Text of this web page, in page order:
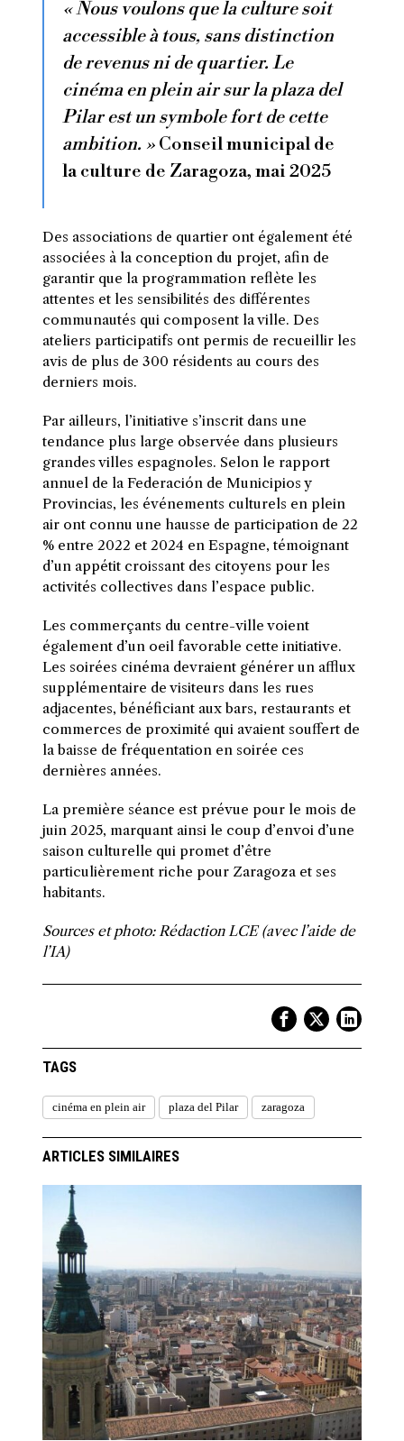
« Nous voulons que la culture soit
accessible à tous, sans distinction
de revenus ni de quartier. Le
cinéma en plein air sur la plaza del
Pilar est un symbole fort de cette
ambition. »Conseil municipal de
la culture de Zaragoza, mai 2025
Des associations de quartier ont également été
associées à la conception du projet, afin de
garantir que la programmation reflète les
attentes et les sensibilités des différentes
communautés qui composent la ville. Des
ateliers participatifs ont permis de recueillir les
avis de plus de 300 résidents au cours des
derniers mois.
Par ailleurs, l’initiative s’inscrit dans une
tendance plus large observée dans plusieurs
grandes villes espagnoles. Selon le rapport
annuel de la Federación de Municipios y
Provincias, les événements culturels en plein
air ont connu une hausse de participation de 22
% entre 2022 et 2024 en Espagne, témoignant
d’un appétit croissant des citoyens pour les
activités collectives dans l’espace public.
Les commerçants du centre-ville voient
également d’un oeil favorable cette initiative.
Les soirées cinéma devraient générer un afflux
supplémentaire de visiteurs dans les rues
adjacentes, bénéficiant aux bars, restaurants et
commerces de proximité qui avaient souffert de
la baisse de fréquentation en soirée ces
dernières années.
La première séance est prévue pour le mois de
juin 2025, marquant ainsi le coup d’envoi d’une
saison culturelle qui promet d’être
particulièrement riche pour Zaragoza et ses
habitants.
Sources et photo: Rédaction LCE (avec l’aide de
l’IA)
TAGS
cinéma en plein air plaza del Pilar zaragoza
ARTICLES SIMILAIRES